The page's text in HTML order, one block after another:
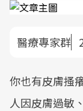
醫療專家群
你也有皮膚搔
人因皮膚過敏